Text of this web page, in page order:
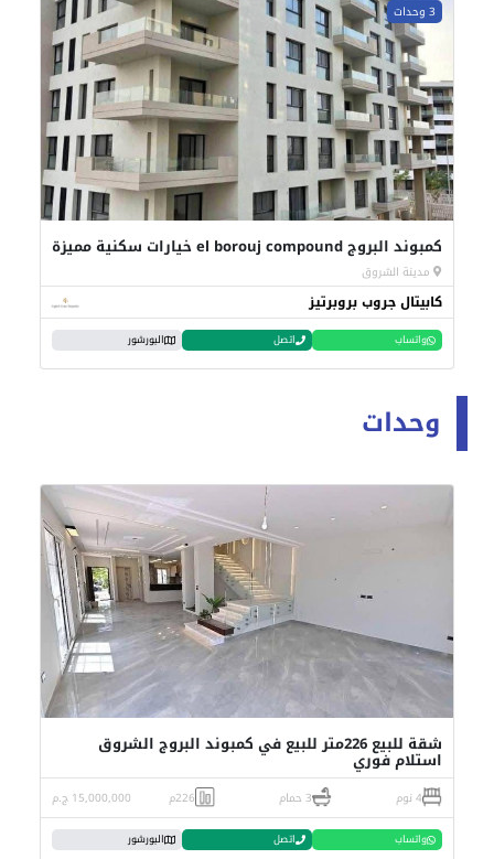
3 وحدات
كمبوند البروج el borouj compound خيارات سكنية مميزة
مدينة الشروق
كابيتال جروب بروبرتيز
واتساب اتصل البورشور
وحدات
شقة للبيع 226متر للبيع في كمبوند البروج الشروق
استلام فوري
4 نوم 3 حمام 226م 15,000,000 ج.م
واتساب اتصل البورشور